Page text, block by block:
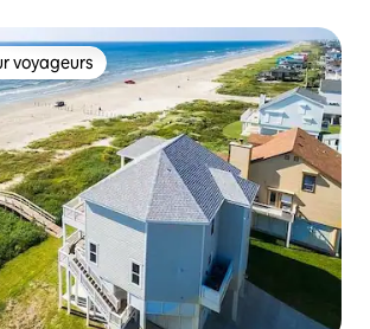
les plus appréciés
voyageurs